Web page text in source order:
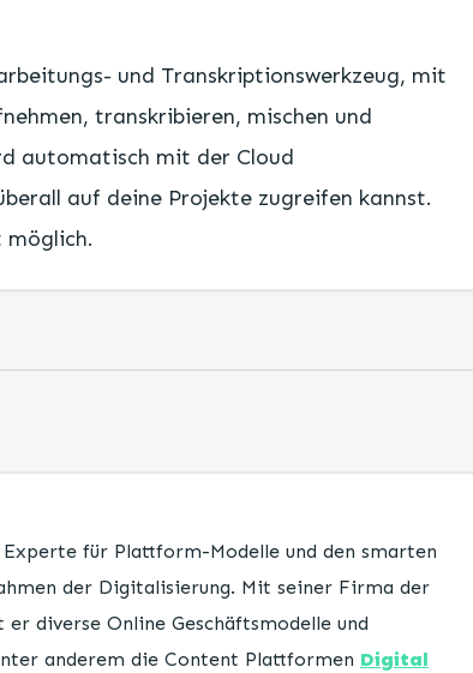
und Transkriptionswerkzeug, mit
transkribieren, mischen und
automatisch mit der Cloud
auf deine Projekte zugreifen kannst.
möglich.
für Plattform-Modelle und den smarten
der Digitalisierung. Mit seiner Firma der
er diverse Online Geschäftsmodelle und
anderem die Content Plattformen Digital